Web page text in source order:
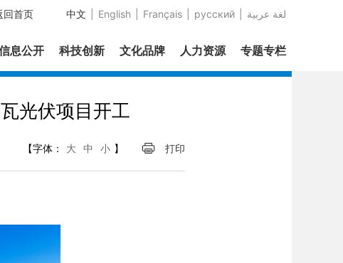
中文 English Français русский عربية‎ لغة 回首页
息公开 科技创新 文化品牌 人力资源 专题专栏
光伏项目开工
【字体： 大 中 小 】 打印